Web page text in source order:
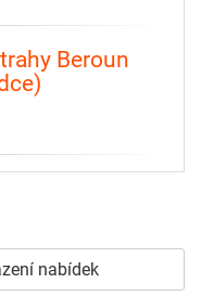
Beroun
nabídek